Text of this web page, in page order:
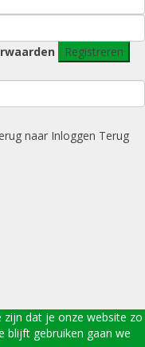
Registreren
naar Inloggen Terug
zijn dat je onze website zo
blijft gebruiken gaan we